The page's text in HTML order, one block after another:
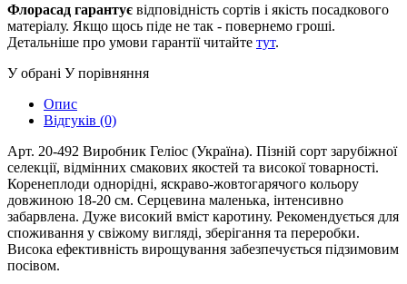
Флорасад гарантує відповідність сортів і якість посадкового
матеріалу. Якщо щось піде не так - повернемо гроші.
Детальніше про умови гарантії читайте тут.
У обрані У порівняння
Опис
Відгуків (0)
Арт. 20-492 Виробник Геліос (Україна). Пізній сорт зарубіжної
селекції, відмінних смакових якостей та високої товарності.
Коренеплоди однорідні, яскраво-жовтогарячого кольору
довжиною 18-20 см. Серцевина маленька, інтенсивно
забарвлена. Дуже високий вміст каротину. Рекомендується для
споживання у свіжому вигляді, зберігання та переробки.
Висока ефективність вирощування забезпечується підзимовим
посівом.